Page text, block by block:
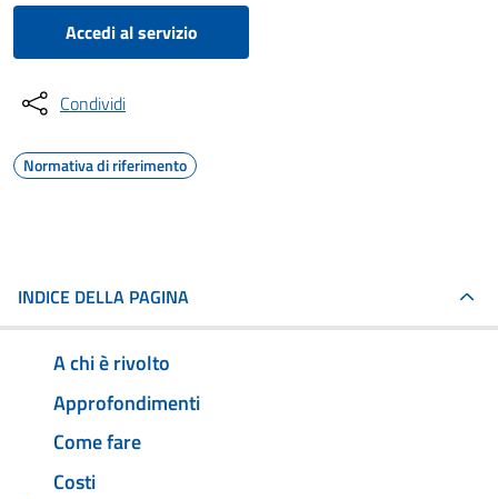
Accedi al servizio
Condividi
Normativa di riferimento
INDICE DELLA PAGINA
A chi è rivolto
Approfondimenti
Come fare
Costi